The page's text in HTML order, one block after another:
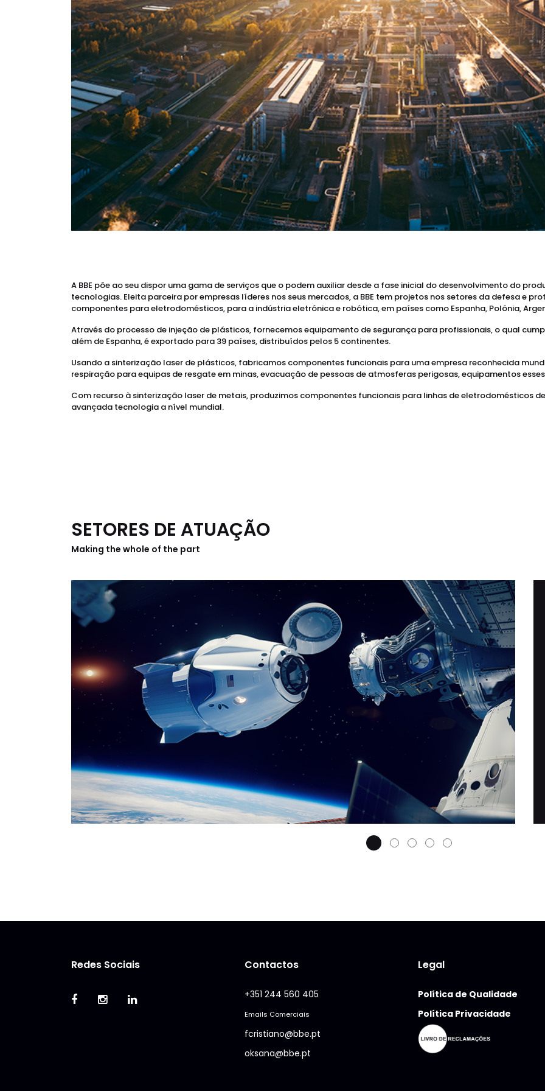
A BBE põe ao seu dispor uma gama de serviços que o podem auxiliar desde a fase inicial do desenvolvimento do
tecnologias. Eleita parceira por empresas líderes nos seus mercados, a BBE tem projetos nos setores da defesa e
componentes para eletrodomésticos, para a indústria eletrónica e robótica, em países como Espanha, Polónia,
Através do processo de injeção de plásticos, fornecemos equipamento de segurança para profissionais, o qual
além de Espanha, é exportado para 39 países, distribuídos pelos 5 continentes.
Usando a sinterização laser de plásticos, fabricamos componentes funcionais para uma empresa reconhecida
respiração para equipas de resgate em minas, evacuação de pessoas de atmosferas perigosas, equipamentos
Com recurso à sinterização laser de metais, produzimos componentes funcionais para linhas de eletrodomésticos
avançada tecnologia a nível mundial.
SETORES DE ATUAÇÃO
Making the whole of the part
Ao criar no sec. XVIII a “Passarola”, o
paologia aeroespacial. Olhando “hoje” para
o futuro da humanidade, continua a ler e
vê o que a BBE tem a dizer-te nesta área.
SABER MAIS
Redes Sociais Contactos
+351 244 560 405
Emails Comerciais
fcristiano@bbe.pt
oksana@bbe.pt
Legal
Política de Qualidade
Política Privacidade